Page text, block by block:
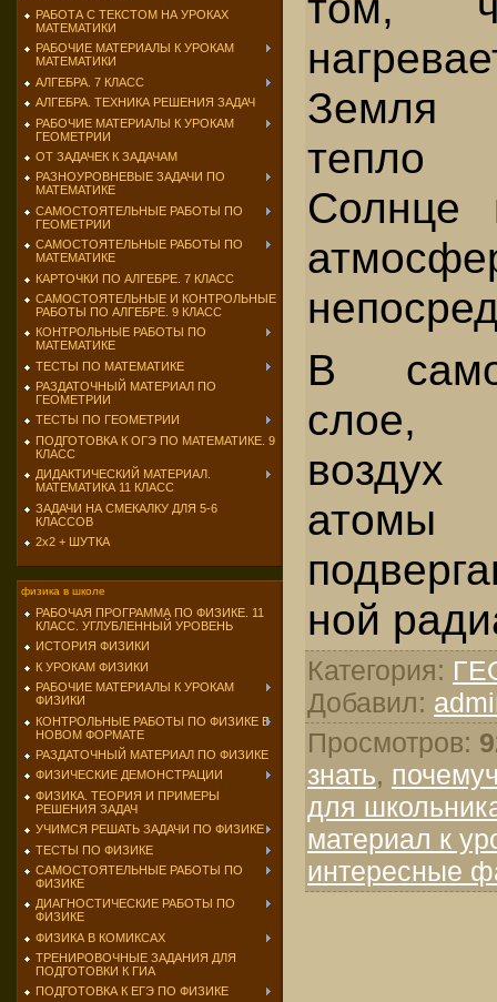
РАБОТА С ТЕКСТОМ НА УРОКАХ
МАТЕМАТИКИ
РАБОЧИЕ МАТЕРИАЛЫ К УРОКАМ
МАТЕМАТИКИ
АЛГЕБРА. 7 КЛАСС
АЛГЕБРА. ТЕХНИКА РЕШЕНИЯ ЗАДАЧ
РАБОЧИЕ МАТЕРИАЛЫ К УРОКАМ
ГЕОМЕТРИИ
ОТ ЗАДАЧЕК К ЗАДАЧАМ
РАЗНОУРОВНЕВЫЕ ЗАДАЧИ ПО
МАТЕМАТИКЕ
САМОСТОЯТЕЛЬНЫЕ РАБОТЫ ПО
ГЕОМЕТРИИ
САМОСТОЯТЕЛЬНЫЕ РАБОТЫ ПО
МАТЕМАТИКЕ
КАРТОЧКИ ПО АЛГЕБРЕ. 7 КЛАСС
САМОСТОЯТЕЛЬНЫЕ И КОНТРОЛЬНЫЕ
РАБОТЫ ПО АЛГЕБРЕ. 9 КЛАСС
КОНТРОЛЬНЫЕ РАБОТЫ ПО
МАТЕМАТИКЕ
ТЕСТЫ ПО МАТЕМАТИКЕ
РАЗДАТОЧНЫЙ МАТЕРИАЛ ПО
ГЕОМЕТРИИ
ТЕСТЫ ПО ГЕОМЕТРИИ
ПОДГОТОВКА К ОГЭ ПО МАТЕМАТИКЕ. 9
КЛАСС
ДИДАКТИЧЕСКИЙ МАТЕРИАЛ.
МАТЕМАТИКА 11 КЛАСС
ЗАДАЧИ НА СМЕКАЛКУ ДЛЯ 5-6
КЛАССОВ
2х2 + ШУТКА
физика в школе
РАБОЧАЯ ПРОГРАММА ПО ФИЗИКЕ. 11
КЛАСС. УГЛУБЛЕННЫЙ УРОВЕНЬ
ИСТОРИЯ ФИЗИКИ
К УРОКАМ ФИЗИКИ
РАБОЧИЕ МАТЕРИАЛЫ К УРОКАМ
ФИЗИКИ
КОНТРОЛЬНЫЕ РАБОТЫ ПО ФИЗИКЕ В
НОВОМ ФОРМАТЕ
РАЗДАТОЧНЫЙ МАТЕРИАЛ ПО ФИЗИКЕ
ФИЗИЧЕСКИЕ ДЕМОНСТРАЦИИ
ФИЗИКА. ТЕОРИЯ И ПРИМЕРЫ
РЕШЕНИЯ ЗАДАЧ
УЧИМСЯ РЕШАТЬ ЗАДАЧИ ПО ФИЗИКЕ
ТЕСТЫ ПО ФИЗИКЕ
САМОСТОЯТЕЛЬНЫЕ РАБОТЫ ПО
ФИЗИКЕ
ДИАГНОСТИЧЕСКИЕ РАБОТЫ ПО
ФИЗИКЕ
ФИЗИКА В КОМИКСАХ
ТРЕНИРОВОЧНЫЕ ЗАДАНИЯ ДЛЯ
ПОДГОТОВКИ К ГИА
ПОДГОТОВКА К ЕГЭ ПО ФИЗИКЕ
Земля
тепло
Солнце
В
слое,
атомы
ной
Категория:
Добавил:
Просмотров:
знать,
для
материал к
интересные